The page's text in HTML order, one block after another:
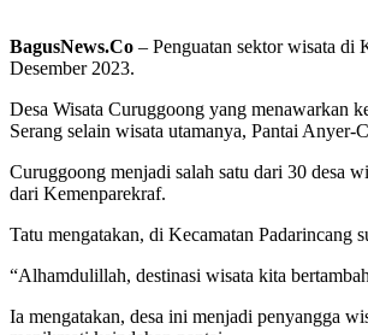
BagusNews.Co – Penguatan sektor wisata di
Desember 2023.
Desa Wisata Curuggoong yang menawarkan
Serang selain wisata utamanya, Pantai Anyer-
Curuggoong menjadi salah satu dari 30 desa
dari Kemenparekraf.
Tatu mengatakan, di Kecamatan Padarincang
“Alhamdulillah, destinasi wisata kita
Ia mengatakan, desa ini menjadi penyangga